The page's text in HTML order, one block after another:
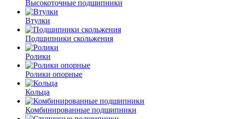
Высокоточные подшипники
Втулки
Подшипники скольжения
Ролики
Ролики опорные
Кольца
Комбинированные подшипники